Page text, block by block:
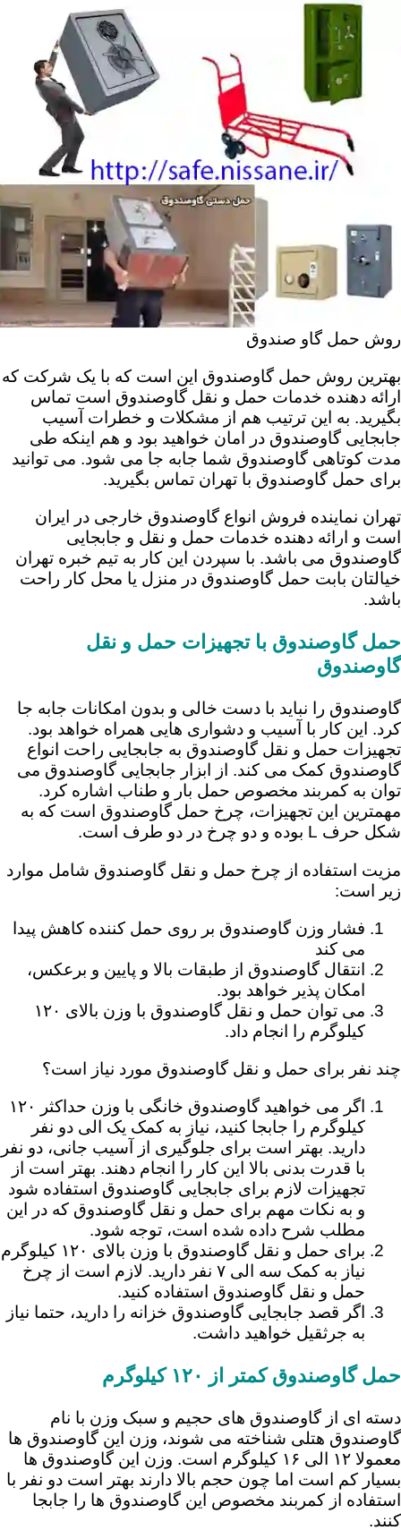
روش حمل گاو صندوق
بهترین روش حمل گاوصندوق این است که با یک شرکت که
ارائه دهنده خدمات حمل و نقل گاوصندوق است تماس
بگیرید. به این ترتیب هم از مشکلات و خطرات آسیب
جابجایی گاوصندوق در امان خواهید بود و هم اینکه طی
مدت کوتاهی گاوصندوق شما جابه جا می شود. می توانید
برای حمل گاوصندوق با تهران تماس بگیرید.
تهران نماینده فروش انواع گاوصندوق خارجی در ایران
است و ارائه دهنده خدمات حمل و نقل و جابجایی
گاوصندوق می باشد. با سپردن این کار به تیم خبره تهران
خیالتان بابت حمل گاوصندوق در منزل یا محل کار راحت
باشد.
حمل گاوصندوق با تجهیزات حمل و نقل
گاوصندوق
گاوصندوق را نباید با دست خالی و بدون امکانات جابه جا
کرد. این کار با آسیب و دشواری هایی همراه خواهد بود.
تجهیزات حمل و نقل گاوصندوق به جابجایی راحت انواع
گاوصندوق کمک می کند. از ابزار جابجایی گاوصندوق می
توان به کمربند مخصوص حمل بار و طناب اشاره کرد.
مهمترین این تجهیزات، چرخ حمل گاوصندوق است که به
شکل حرف L بوده و دو چرخ در دو طرف است.
مزیت استفاده از چرخ حمل و نقل گاوصندوق شامل موارد
زیر است:
فشار وزن گاوصندوق بر روی حمل کننده کاهش پیدا
می کند
انتقال گاوصندوق از طبقات بالا و پایین و برعکس،
امکان پذیر خواهد بود.
می توان حمل و نقل گاوصندوق با وزن بالای ۱۲۰
کیلوگرم را انجام داد.
چند نفر برای حمل و نقل گاوصندوق مورد نیاز است؟
اگر می خواهید گاوصندوق خانگی با وزن حداکثر ۱۲۰
کیلوگرم را جابجا کنید، نیاز به کمک یک الی دو نفر
دارید. بهتر است برای جلوگیری از آسیب جانی، دو نفر
با قدرت بدنی بالا این کار را انجام دهند. بهتر است از
تجهیزات لازم برای جابجایی گاوصندوق استفاده شود
و به نکات مهم برای حمل و نقل گاوصندوق که در این
مطلب شرح داده شده است، توجه شود.
برای حمل و نقل گاوصندوق با وزن بالای ۱۲۰ کیلوگرم
نیاز به کمک سه الی ۷ نفر دارید. لازم است از چرخ
حمل و نقل گاوصندوق استفاده کنید.
اگر قصد جابجایی گاوصندوق خزانه را دارید، حتما نیاز
به جرثقیل خواهید داشت.
حمل گاوصندوق کمتر از ۱۲۰ کیلوگرم
دسته ای از گاوصندوق های حجیم و سبک وزن با نام
گاوصندوق هتلی شناخته می شوند، وزن این گاوصندوق ها
معمولا ۱۲ الی ۱۶ کیلوگرم است. وزن این گاوصندوق ها
بسیار کم است اما چون حجم بالا دارند بهتر است دو نفر با
استفاده از کمربند مخصوص این گاوصندوق ها را جابجا
کنند.